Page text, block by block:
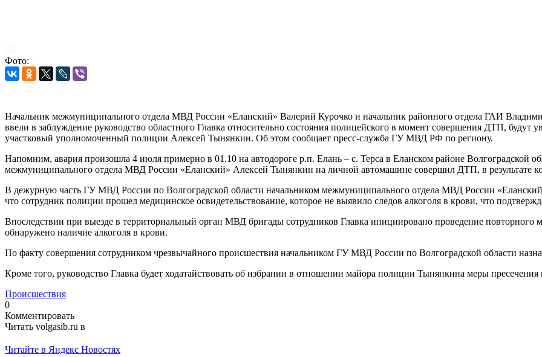
Фото:
Начальник межмуниципального отдела МВД России «Еланский» Валерий Курочко и начальник районного отдела ГАИ
ввели в заблуждение руководство областного Главка относительно состояния полицейского в момент совершения ДТП,
участковый уполномоченный полиции Алексей Тынянкин. Об этом сообщает пресс-служба ГУ МВД РФ по региону.
Напомним, авария произошла 4 июля примерно в 01.10 на автодороге р.п. Елань – с. Терса в Еланском районе Волгоградской
межмуниципального отдела МВД России «Еланский» Алексей Тынянкин на личной автомашине совершил ДТП, в результате
В дежурную часть ГУ МВД России по Волгоградской области начальником межмуниципального отдела МВД России
что сотрудник полиции прошел медицинское освидетельствование, которое не выявило следов алкоголя в крови, что
Впоследствии при выезде в территориальный орган МВД бригады сотрудников Главка инициировано проведение повторного
обнаружено наличие алкоголя в крови.
По факту совершения сотрудником чрезвычайного происшествия начальником ГУ МВД России по Волгоградской области
Кроме того, руководство Главка будет ходатайствовать об избрании в отношении майора полиции Тынянкина меры пресечения
Происшествия
0
Комментировать
Читать volgasib.ru в
Читайте в Яндекс Новостях